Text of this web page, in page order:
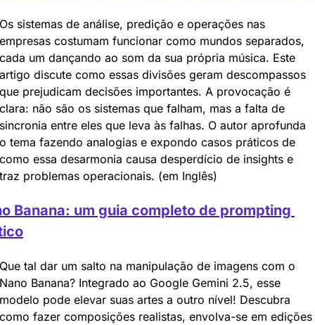
Os sistemas de análise, predição e operações nas
empresas costumam funcionar como mundos separados,
cada um dançando ao som da sua própria música. Este
artigo discute como essas divisões geram descompassos
que prejudicam decisões importantes. A provocação é
clara: não são os sistemas que falham, mas a falta de
sincronia entre eles que leva às falhas. O autor aprofunda
o tema fazendo analogias e expondo casos práticos de
como essa desarmonia causa desperdício de insights e
traz problemas operacionais. (em Inglês)
Banana: um guia completo de prompting
Que tal dar um salto na manipulação de imagens com o
Nano Banana? Integrado ao Google Gemini 2.5, esse
modelo pode elevar suas artes a outro nível! Descubra
como fazer composições realistas, envolva-se em edições